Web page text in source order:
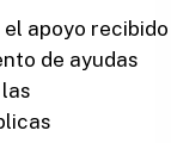
apoyo recibido
de ayudas